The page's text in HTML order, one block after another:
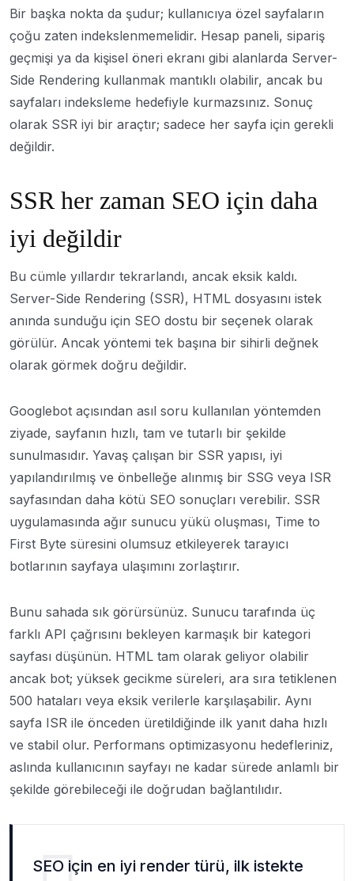
Bir başka nokta da şudur; kullanıcıya özel sayfaların
çoğu zaten indekslenmemelidir. Hesap paneli, sipariş
geçmişi ya da kişisel öneri ekranı gibi alanlarda Server-
Side Rendering kullanmak mantıklı olabilir, ancak bu
sayfaları indeksleme hedefiyle kurmazsınız. Sonuç
olarak SSR iyi bir araçtır; sadece her sayfa için gerekli
değildir.
SSR her zaman SEO için daha
iyi değildir
Bu cümle yıllardır tekrarlandı, ancak eksik kaldı.
Server-Side Rendering (SSR), HTML dosyasını istek
anında sunduğu için SEO dostu bir seçenek olarak
görülür. Ancak yöntemi tek başına bir sihirli değnek
olarak görmek doğru değildir.
Googlebot açısından asıl soru kullanılan yöntemden
ziyade, sayfanın hızlı, tam ve tutarlı bir şekilde
sunulmasıdır. Yavaş çalışan bir SSR yapısı, iyi
yapılandırılmış ve önbelleğe alınmış bir SSG veya ISR
sayfasından daha kötü SEO sonuçları verebilir. SSR
uygulamasında ağır sunucu yükü oluşması, Time to
First Byte süresini olumsuz etkileyerek tarayıcı
botlarının sayfaya ulaşımını zorlaştırır.
Bunu sahada sık görürsünüz. Sunucu tarafında üç
farklı API çağrısını bekleyen karmaşık bir kategori
sayfası düşünün. HTML tam olarak geliyor olabilir
ancak bot; yüksek gecikme süreleri, ara sıra tetiklenen
500 hataları veya eksik verilerle karşılaşabilir. Aynı
sayfa ISR ile önceden üretildiğinde ilk yanıt daha hızlı
ve stabil olur. Performans optimizasyonu hedefleriniz,
aslında kullanıcının sayfayı ne kadar sürede anlamlı bir
şekilde görebileceği ile doğrudan bağlantılıdır.
SEO için en iyi render türü, ilk istekte